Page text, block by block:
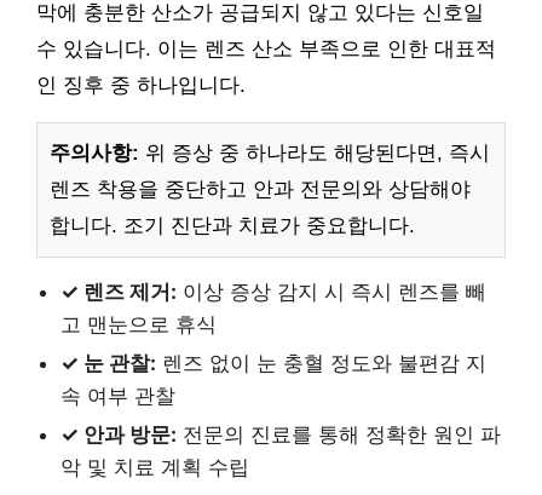
막에 충분한 산소가 공급되지 않고 있다는 신호일
수 있습니다. 이는 렌즈 산소 부족으로 인한 대표적
인 징후 중 하나입니다.
주의사항: 위 증상 중 하나라도 해당된다면, 즉시
렌즈 착용을 중단하고 안과 전문의와 상담해야
합니다. 조기 진단과 치료가 중요합니다.
✓ 렌즈 제거: 이상 증상 감지 시 즉시 렌즈를 빼
고 맨눈으로 휴식
✓ 눈 관찰: 렌즈 없이 눈 충혈 정도와 불편감 지
속 여부 관찰
✓ 안과 방문: 전문의 진료를 통해 정확한 원인 파
악 및 치료 계획 수립